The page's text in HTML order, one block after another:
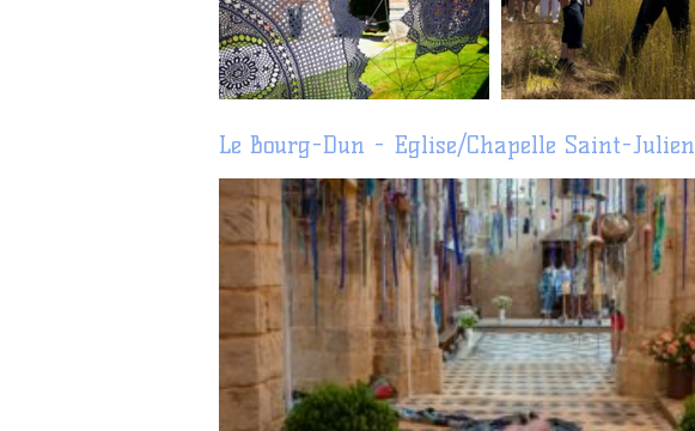
Le Bourg-Dun - Eglise/Chapelle Saint-Julien